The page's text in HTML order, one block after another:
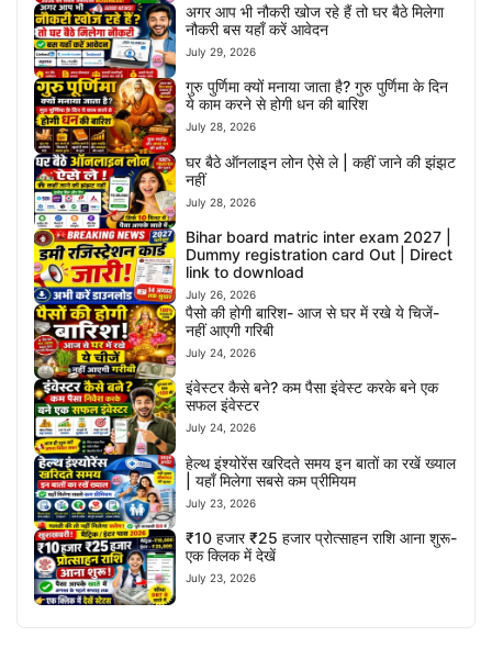
अगर आप भी नौकरी खोज रहे हैं तो घर बैठे मिलेगा
नौकरी बस यहाँ करें आवेदन
July 29, 2026
गुरु पुर्णिमा क्यों मनाया जाता है? गुरु पुर्णिमा के दिन
ये काम करने से होगी धन की बारिश
July 28, 2026
घर बैठे ऑनलाइन लोन ऐसे ले | कहीं जाने की झंझट
नहीं
July 28, 2026
Bihar board matric inter exam 2027 |
Dummy registration card Out | Direct
link to download
July 26, 2026
पैसो की होगी बारिश- आज से घर में रखे ये चिजें-
नहीं आएगी गरिबी
July 24, 2026
इंवेस्टर कैसे बने? कम पैसा इंवेस्ट करके बने एक
सफल इंवेस्टर
July 24, 2026
हेल्थ इंश्योरेंस खरिदते समय इन बातों का रखें ख्याल
| यहाँ मिलेगा सबसे कम प्रीमियम
July 23, 2026
₹10 हजार ₹25 हजार प्रोत्साहन राशि आना शुरू-
एक क्लिक में देखें
July 23, 2026